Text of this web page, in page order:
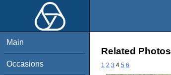
Main
Occasions
Related Photos
1 2 3 4 5 6